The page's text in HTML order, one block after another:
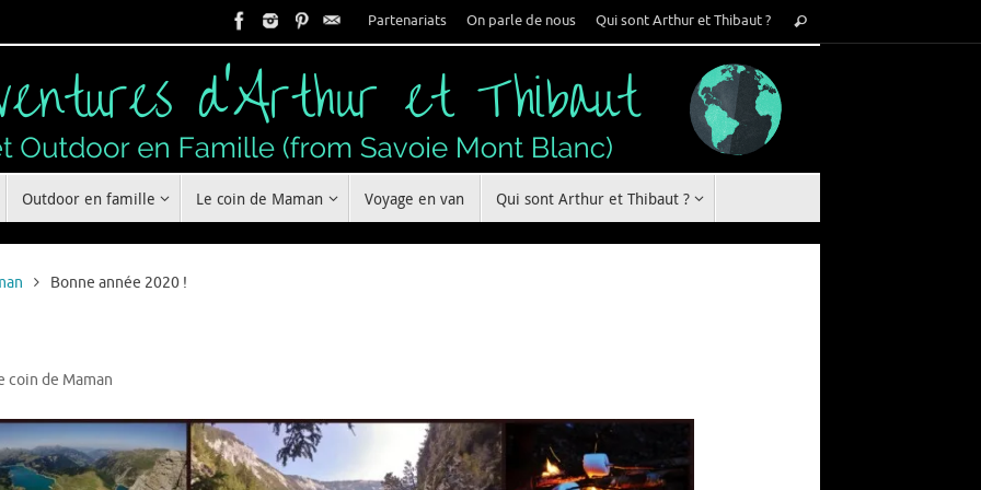
Partenariats On parle de nous Qui sont Arthur et Thibaut ?
pour
Rechercher
Outdoor en famille Le coin de Maman Voyage en van Qui sont Arthur et Thibaut ?
Bonne année 2020 !
coin de Maman